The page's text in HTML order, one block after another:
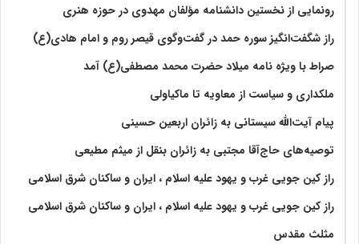
رونمایی از نخستین دانشنامه مؤلفان مهدوی در حوزه هنری
راز شگفت‌انگیز سوره حمد در گفت‌وگوی قیصر روم و امام هادی(ع)
صراط با ویژه نامه میلاد حضرت محمد مصطفی(ع) آمد
ملکداری و سیاست از معاویه تا ماکیاولی
پیام آیت‌الله سیستانی به زائران اربعین حسینی
توصیه‌های حاج‌آقا مجتبی به زائران بنقل از میثم مطیعی
راز کین جویی غرب و یهود علیه اسلام ، ایران و ساکنان شرق اسلامی
راز کین جویی غرب و یهود علیه اسلام ، ایران و ساکنان شرق اسلامی
مثلث مقدس